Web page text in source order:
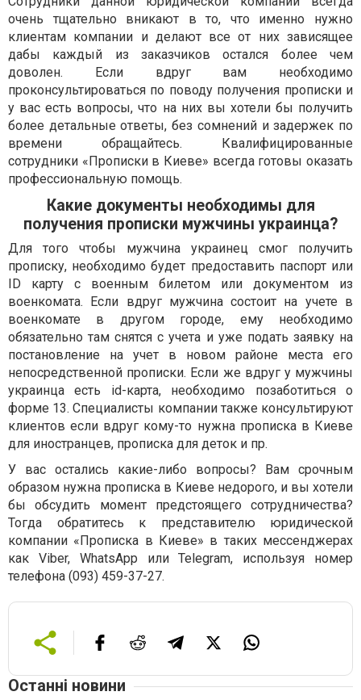
очень тщательно вникают в то, что именно нужно
клиентам компании и делают все от них зависящее
дабы каждый из заказчиков остался более чем
доволен. Если вдруг вам необходимо
проконсультироваться по поводу получения прописки и
у вас есть вопросы, что на них вы хотели бы получить
более детальные ответы, без сомнений и задержек по
времени обращайтесь. Квалифицированные
сотрудники «Прописки в Киеве» всегда готовы оказать
профессиональную помощь.
Какие документы необходимы для
получения прописки мужчины украинца?
Для того чтобы мужчина украинец смог получить
прописку, необходимо будет предоставить паспорт или
ID карту с военным билетом или документом из
военкомата. Если вдруг мужчина состоит на учете в
военкомате в другом городе, ему необходимо
обязательно там снятся с учета и уже подать заявку на
постановление на учет в новом районе места его
непосредственной прописки. Если же вдруг у мужчины
украинца есть id-карта, необходимо позаботиться о
форме 13. Специалисты компании также консультируют
клиентов если вдруг кому-то нужна прописка в Киеве
для иностранцев, прописка для деток и пр.
У вас остались какие-либо вопросы? Вам срочным
образом нужна прописка в Киеве недорого, и вы хотели
бы обсудить момент предстоящего сотрудничества?
Тогда обратитесь к представителю юридической
компании «Прописка в Киеве» в таких мессенджерах
как Viber, WhatsApp или Telegram, используя номер
телефона (093) 459-37-27.
Останні новини